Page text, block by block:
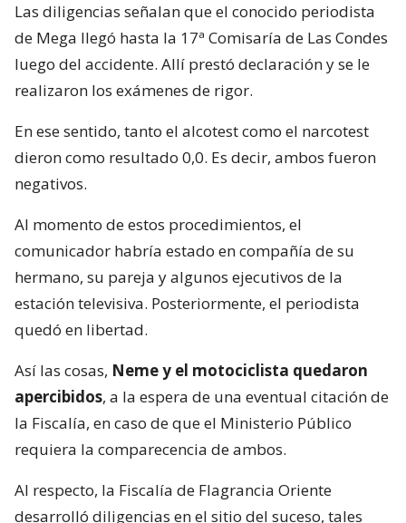
Las diligencias señalan que el conocido periodista
de Mega llegó hasta la 17ª Comisaría de Las Condes
luego del accidente. Allí prestó declaración y se le
realizaron los exámenes de rigor.
En ese sentido, tanto el alcotest como el narcotest
dieron como resultado 0,0. Es decir, ambos fueron
negativos.
Al momento de estos procedimientos, el
comunicador habría estado en compañía de su
hermano, su pareja y algunos ejecutivos de la
estación televisiva. Posteriormente, el periodista
quedó en libertad.
Así las cosas, Neme y el motociclista quedaron
apercibidos, a la espera de una eventual citación de
la Fiscalía, en caso de que el Ministerio Público
requiera la comparecencia de ambos.
Al respecto, la Fiscalía de Flagrancia Oriente
desarrolló diligencias en el sitio del suceso, tales